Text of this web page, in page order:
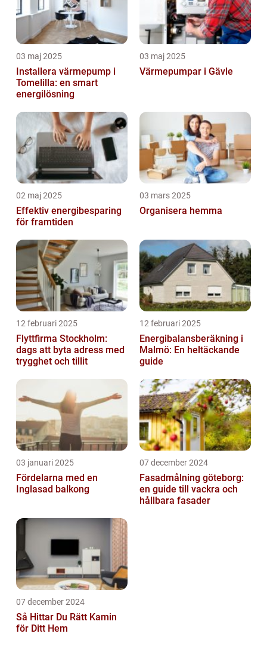
03 maj 2025
Installera värmepump i
Tomelilla: en smart
energilösning
03 maj 2025
Värmepumpar i Gävle
02 maj 2025
Effektiv energibesparing
för framtiden
03 mars 2025
Organisera hemma
12 februari 2025
Flyttfirma Stockholm:
dags att byta adress med
trygghet och tillit
12 februari 2025
Energibalansberäkning i
Malmö: En heltäckande
guide
03 januari 2025
Fördelarna med en
Inglasad balkong
07 december 2024
Fasadmålning göteborg:
en guide till vackra och
hållbara fasader
07 december 2024
Så Hittar Du Rätt Kamin
för Ditt Hem